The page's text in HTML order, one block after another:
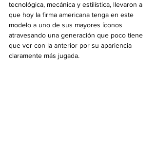
tecnológica, mecánica y estilística, llevaron a
que hoy la firma americana tenga en este
modelo a uno de sus mayores íconos
atravesando una generación que poco tiene
que ver con la anterior por su apariencia
claramente más jugada.